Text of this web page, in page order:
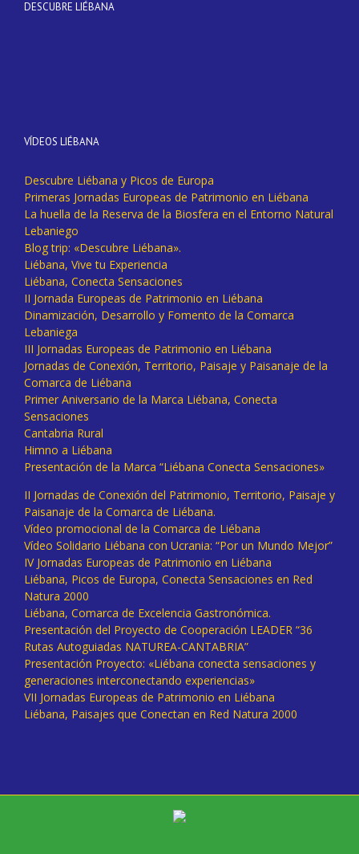
DESCUBRE LIÉBANA
VÍDEOS LIÉBANA
Descubre Liébana y Picos de Europa
Primeras Jornadas Europeas de Patrimonio en Liébana
La huella de la Reserva de la Biosfera en el Entorno Natural
Lebaniego
Blog trip: «Descubre Liébana».
Liébana, Vive tu Experiencia
Liébana, Conecta Sensaciones
II Jornada Europeas de Patrimonio en Liébana
Dinamización, Desarrollo y Fomento de la Comarca
Lebaniega
III Jornadas Europeas de Patrimonio en Liébana
Jornadas de Conexión, Territorio, Paisaje y Paisanaje de la
Comarca de Liébana
Primer Aniversario de la Marca Liébana, Conecta
Sensaciones
Cantabria Rural
Himno a Liébana
Presentación de la Marca “Liébana Conecta Sensaciones»
II Jornadas de Conexión del Patrimonio, Territorio, Paisaje y
Paisanaje de la Comarca de Liébana.
Vídeo promocional de la Comarca de Liébana
Vídeo Solidario Liébana con Ucrania: “Por un Mundo Mejor”
IV Jornadas Europeas de Patrimonio en Liébana
Liébana, Picos de Europa, Conecta Sensaciones en Red
Natura 2000
Liébana, Comarca de Excelencia Gastronómica.
Presentación del Proyecto de Cooperación LEADER “36
Rutas Autoguiadas NATUREA-CANTABRIA”
Presentación Proyecto: «Liébana conecta sensaciones y
generaciones interconectando experiencias»
VII Jornadas Europeas de Patrimonio en Liébana
Liébana, Paisajes que Conectan en Red Natura 2000